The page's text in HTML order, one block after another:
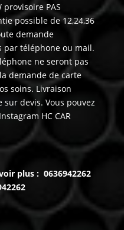
PAS
possible de 12,24,36
demande
par téléphone ou mail.
ne seront pas
demande de carte
soins. Livraison
devis. Vous pouvez
HC CAR
plus : 0636942262